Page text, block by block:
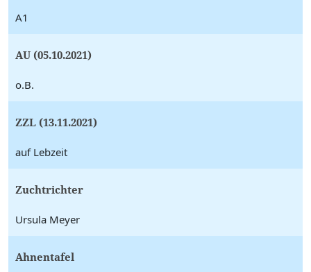
A1
AU (05.10.2021)
o.B.
ZZL (13.11.2021)
auf Lebzeit
Zuchtrichter
Ursula Meyer
Ahnentafel